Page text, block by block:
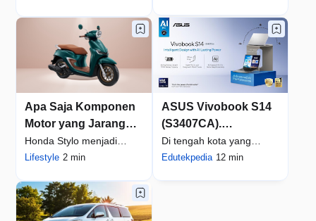
Apa Saja Komponen
Motor yang Jarang
diperhatikan oleh
pemiliknya
Honda Stylo menjadi
salah satu motor yang
Lifestyle 2 min
ASUS Vivobook S14
(S3407CA).
Rekomendasi Laptop
AI Baterai Awet
Di tengah kota yang
bergerak cepat, daya
Edutekpedia 12 min